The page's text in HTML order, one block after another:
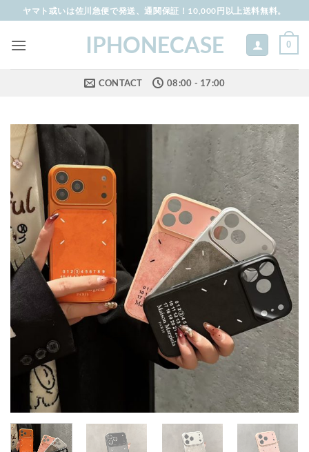
to
content
ヤマト或いは佐川急便で発送、通関保証！10,000円以上送料無料。
IPHONECASE 0
CONTACT 08:00 - 17:00